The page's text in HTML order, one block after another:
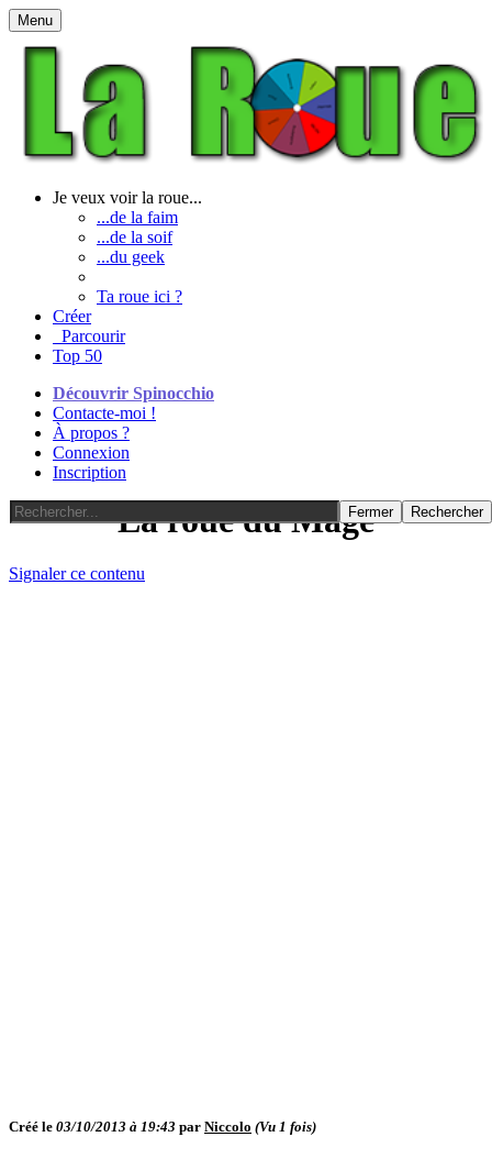
Menu
Je veux voir la roue...
...de la faim
...de la soif
...du geek
Ta roue ici ?
Créer
Parcourir
Top 50
Découvrir Spinocchio
Contacte-moi !
À propos ?
Connexion
Inscription
Fermer Rechercher
La roue du Mage
Signaler ce contenu
Créé le 03/10/2013 à 19:43 par Niccolo (Vu 1 fois)